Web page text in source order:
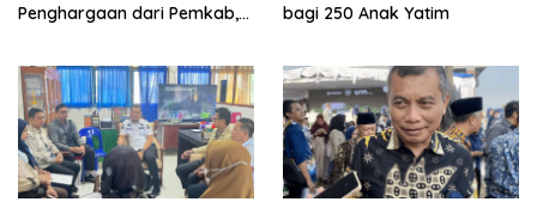
Penghargaan dari Pemkab,
bagi 250 Anak Yatim